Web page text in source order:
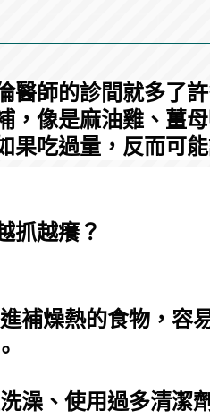
醫師的診間就多了
，像是麻油雞、薑
果吃過量，反而可
抓越癢？
補燥熱的食物，容
澡、使用過多清潔